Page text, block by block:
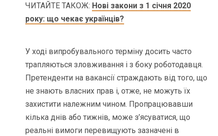
ЧИТАЙТЕ ТАКОЖ: Нові закони з 1 січня 2020
року: що чекає українців?
У ході випробувального терміну досить часто
трапляються зловживання і з боку роботодавця.
Претенденти на вакансії страждають від того, що
не знають власних прав і, отже, не можуть їх
захистити належним чином. Пропрацювавши
кілька днів або тижнів, може з’ясуватися, що
реальні вимоги перевищують зазначені в